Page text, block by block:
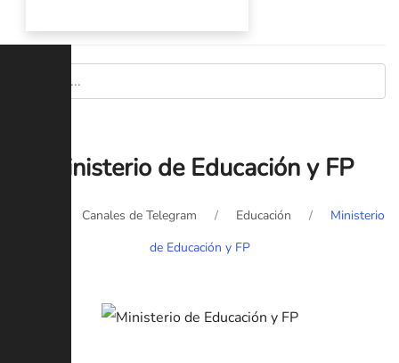
Ministerio de Educación y FP
Canales de Telegram Educación
Ministerio
de Educación y FP